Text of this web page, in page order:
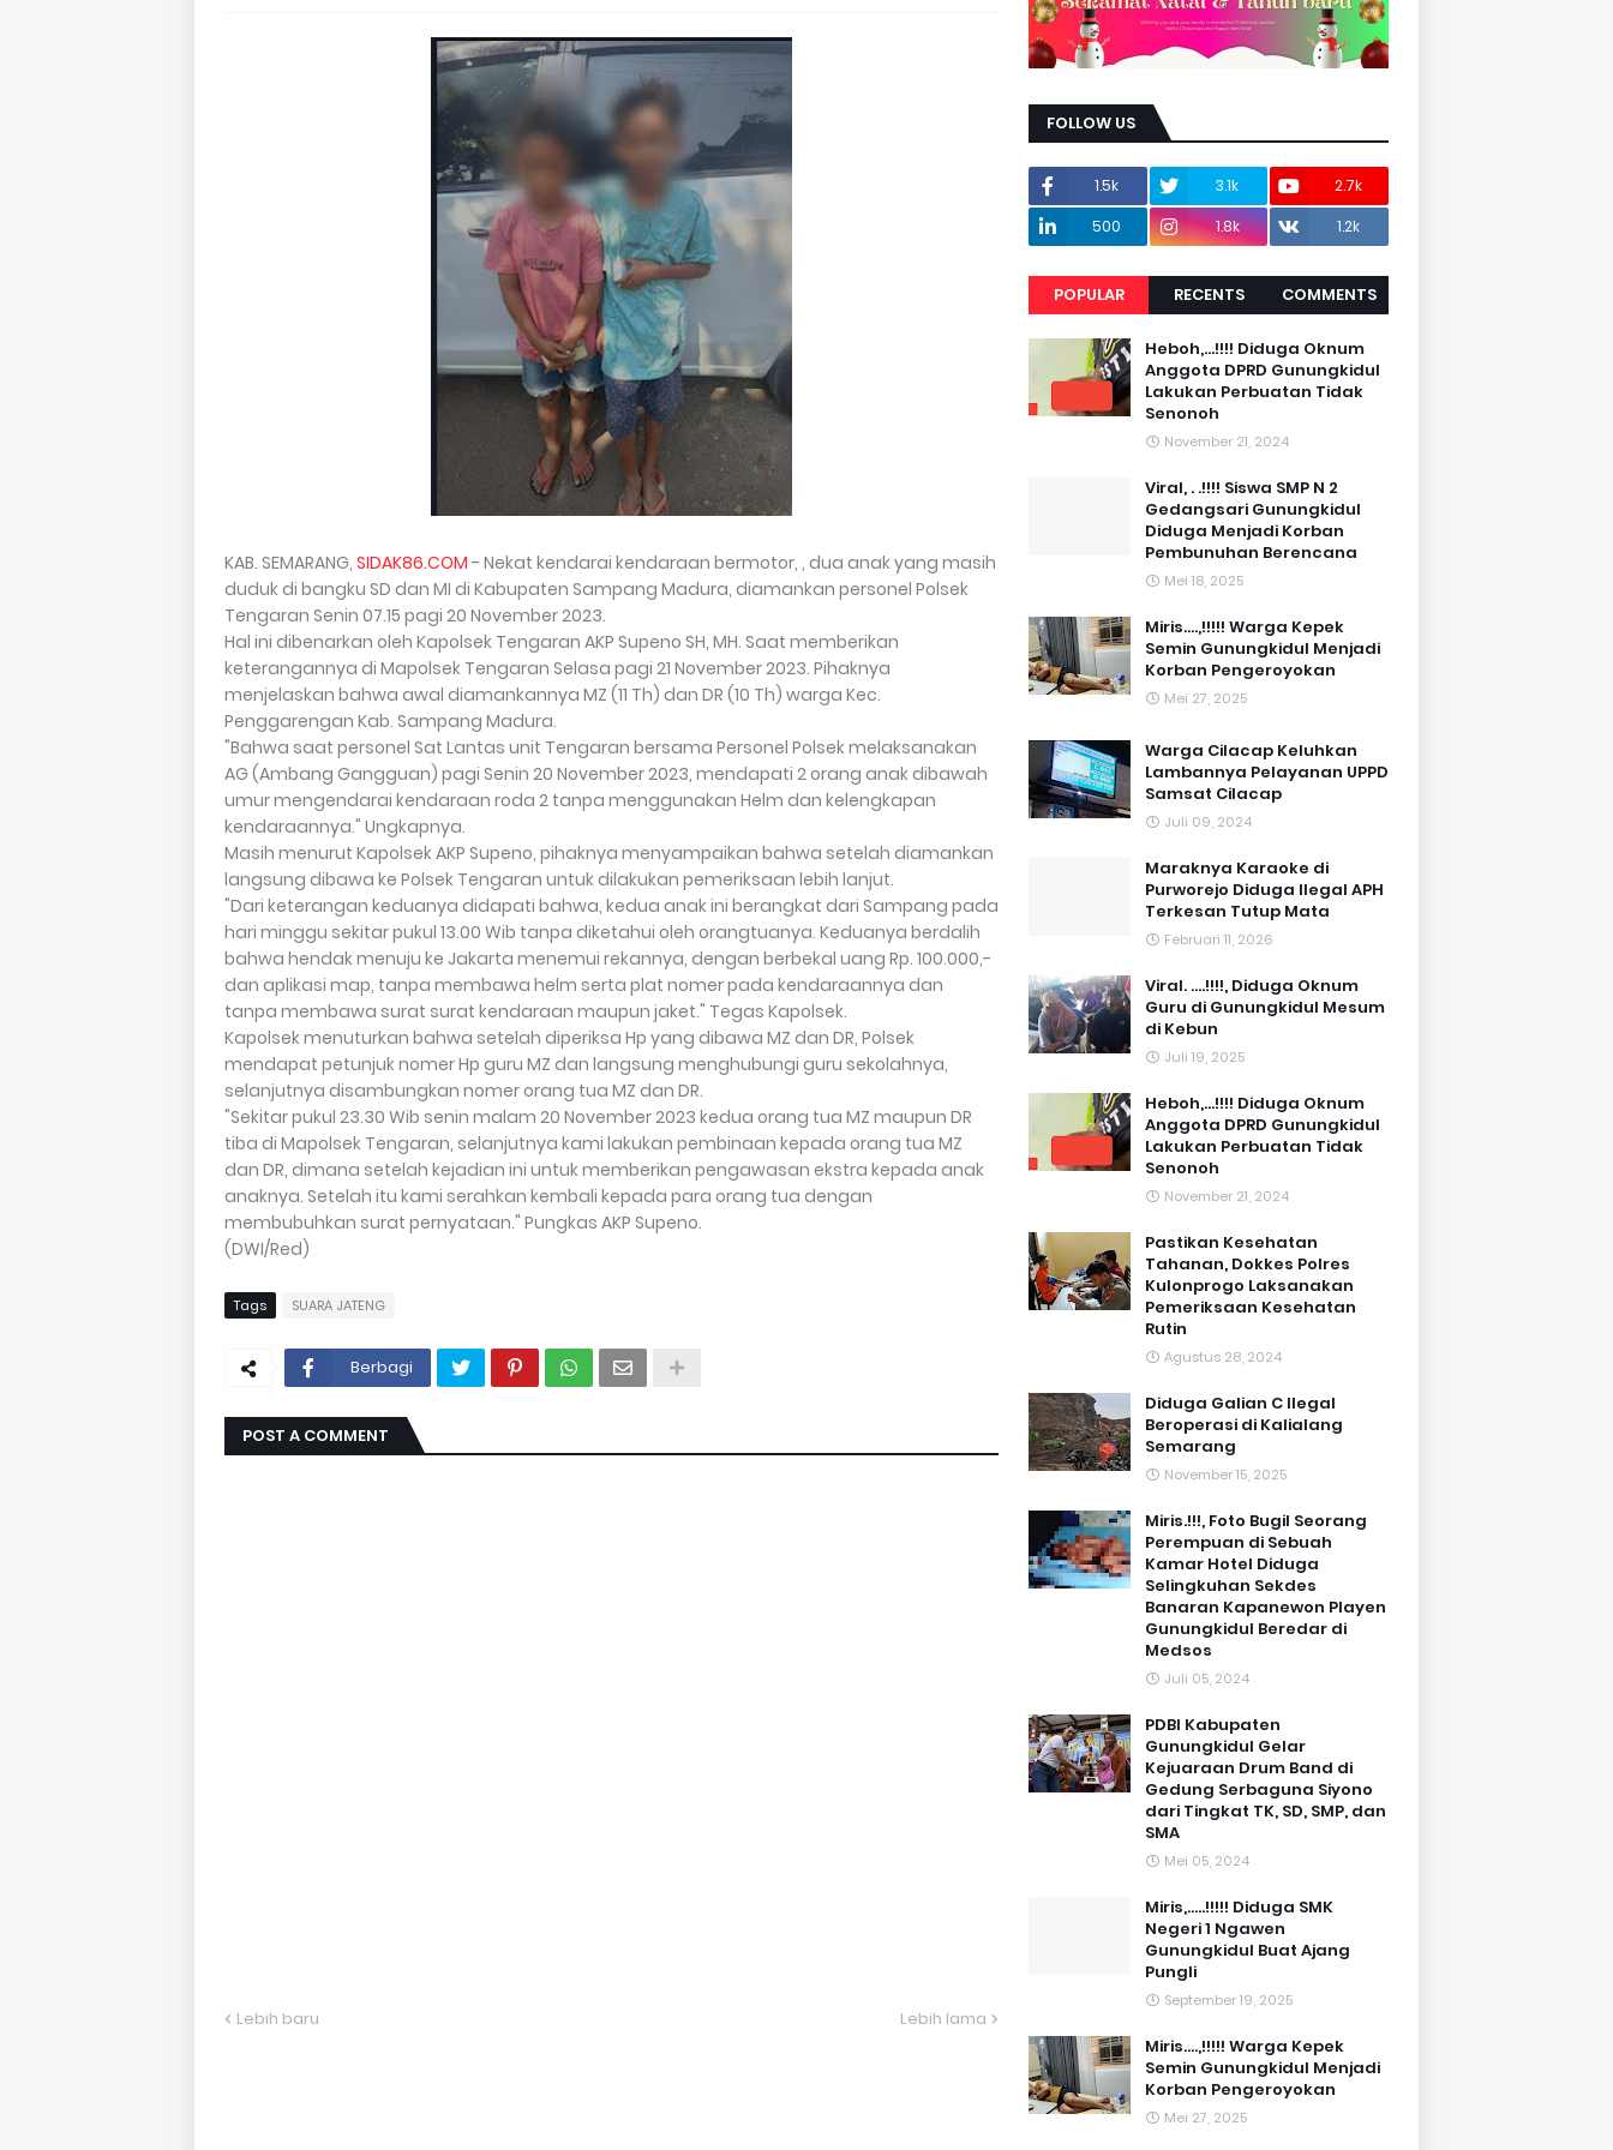
KAB. SEMARANG, SIDAK86.COM - Nekat kendarai kendaraan bermotor, , dua anak yang masih
duduk di bangku SD dan MI di Kabupaten Sampang Madura, diamankan personel Polsek
Tengaran Senin 07.15 pagi 20 November 2023.
Hal ini dibenarkan oleh Kapolsek Tengaran AKP Supeno SH, MH. Saat memberikan
keterangannya di Mapolsek Tengaran Selasa pagi 21 November 2023. Pihaknya
menjelaskan bahwa awal diamankannya MZ (11 Th) dan DR (10 Th) warga Kec.
Penggarengan Kab. Sampang Madura.
"Bahwa saat personel Sat Lantas unit Tengaran bersama Personel Polsek melaksanakan
AG (Ambang Gangguan) pagi Senin 20 November 2023, mendapati 2 orang anak dibawah
umur mengendarai kendaraan roda 2 tanpa menggunakan Helm dan kelengkapan
kendaraannya." Ungkapnya.
Masih menurut Kapolsek AKP Supeno, pihaknya menyampaikan bahwa setelah diamankan
langsung dibawa ke Polsek Tengaran untuk dilakukan pemeriksaan lebih lanjut.
"Dari keterangan keduanya didapati bahwa, kedua anak ini berangkat dari Sampang pada
hari minggu sekitar pukul 13.00 Wib tanpa diketahui oleh orangtuanya. Keduanya berdalih
bahwa hendak menuju ke Jakarta menemui rekannya, dengan berbekal uang Rp. 100.000,-
dan aplikasi map, tanpa membawa helm serta plat nomer pada kendaraannya dan
tanpa membawa surat surat kendaraan maupun jaket." Tegas Kapolsek.
Kapolsek menuturkan bahwa setelah diperiksa Hp yang dibawa MZ dan DR, Polsek
mendapat petunjuk nomer Hp guru MZ dan langsung menghubungi guru sekolahnya,
selanjutnya disambungkan nomer orang tua MZ dan DR.
"Sekitar pukul 23.30 Wib senin malam 20 November 2023 kedua orang tua MZ maupun DR
tiba di Mapolsek Tengaran, selanjutnya kami lakukan pembinaan kepada orang tua MZ
dan DR, dimana setelah kejadian ini untuk memberikan pengawasan ekstra kepada anak
anaknya. Setelah itu kami serahkan kembali kepada para orang tua dengan
membubuhkan surat pernyataan." Pungkas AKP Supeno.
(DWI/Red)
Tags SUARA JATENG
Berbagi
POST A COMMENT
Lebih baru Lebih lama
FOLLOW US
1.5k 3.1k
2.7k
500
1.8k 1.2k
POPULAR RECENTS COMMENTS
Heboh,...!!!! Diduga Oknum
Anggota DPRD Gunungkidul
Lakukan Perbuatan Tidak
Senonoh
November 21, 2024
Viral, . .!!!! Siswa SMP N 2
Gedangsari Gunungkidul
Diduga Menjadi Korban
Pembunuhan Berencana
Mei 18, 2025
Miris....,!!!!! Warga Kepek
Semin Gunungkidul Menjadi
Korban Pengeroyokan
Mei 27, 2025
Warga Cilacap Keluhkan
Lambannya Pelayanan UPPD
Samsat Cilacap
Juli 09, 2024
Maraknya Karaoke di
Purworejo Diduga Ilegal APH
Terkesan Tutup Mata
Februari 11, 2026
Viral. ....!!!!, Diduga Oknum
Guru di Gunungkidul Mesum
di Kebun
Juli 19, 2025
Heboh,...!!!! Diduga Oknum
Anggota DPRD Gunungkidul
Lakukan Perbuatan Tidak
Senonoh
November 21, 2024
Pastikan Kesehatan
Tahanan, Dokkes Polres
Kulonprogo Laksanakan
Pemeriksaan Kesehatan
Rutin
Agustus 28, 2024
Diduga Galian C Ilegal
Beroperasi di Kalialang
Semarang
November 15, 2025
Miris.!!!, Foto Bugil Seorang
Perempuan di Sebuah
Kamar Hotel Diduga
Selingkuhan Sekdes
Banaran Kapanewon Playen
Gunungkidul Beredar di
Medsos
Juli 05, 2024
PDBI Kabupaten
Gunungkidul Gelar
Kejuaraan Drum Band di
Gedung Serbaguna Siyono
dari Tingkat TK, SD, SMP, dan
SMA
Mei 05, 2024
Miris,.....!!!!! Diduga SMK
Negeri 1 Ngawen
Gunungkidul Buat Ajang
Pungli
September 19, 2025
Miris....,!!!!! Warga Kepek
Semin Gunungkidul Menjadi
Korban Pengeroyokan
Mei 27, 2025